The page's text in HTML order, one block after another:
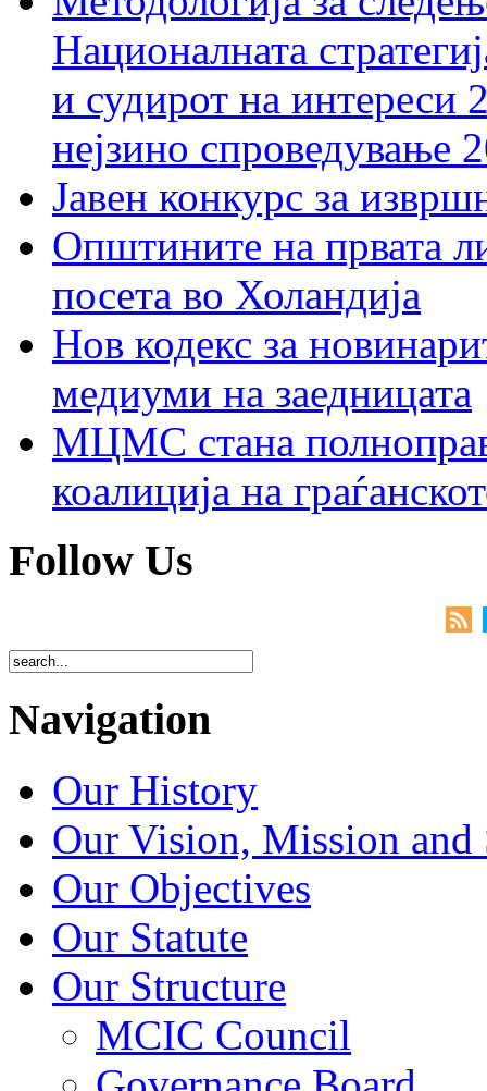
Националната
и судирот на интереси
нејзино спроведување
Јавен конкурс за
Општините на првата
посета во Холандија
Нов кодекс за
медиуми на заедницата
МЦМС стана
коалиција на
Follow Us
Navigation
Our History
Our Vision, Mission and
Our Objectives
Our Statute
Our Structure
MCIC Council